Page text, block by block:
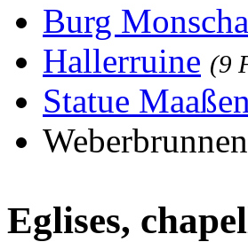
Burg
Hallerruine (9
Statue
Weberbrunnen
Eglises,